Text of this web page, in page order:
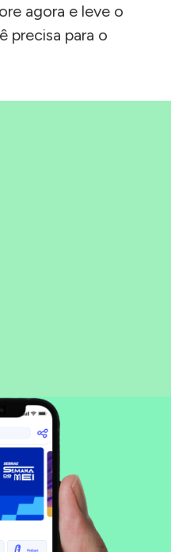
agora e leve o
precisa para o